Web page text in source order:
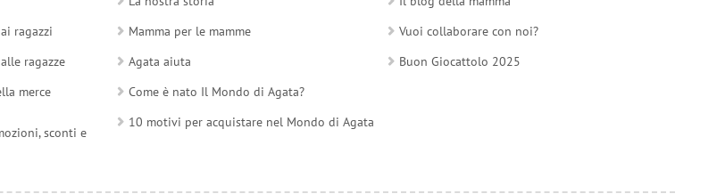
ragazzi
ragazze
merce
sconti e
Mamma per le mamme
Agata aiuta
Come è nato Il Mondo di Agata?
10 motivi per acquistare nel Mondo di Agata
Vuoi collaborare con noi?
Buon Giocattolo 2025